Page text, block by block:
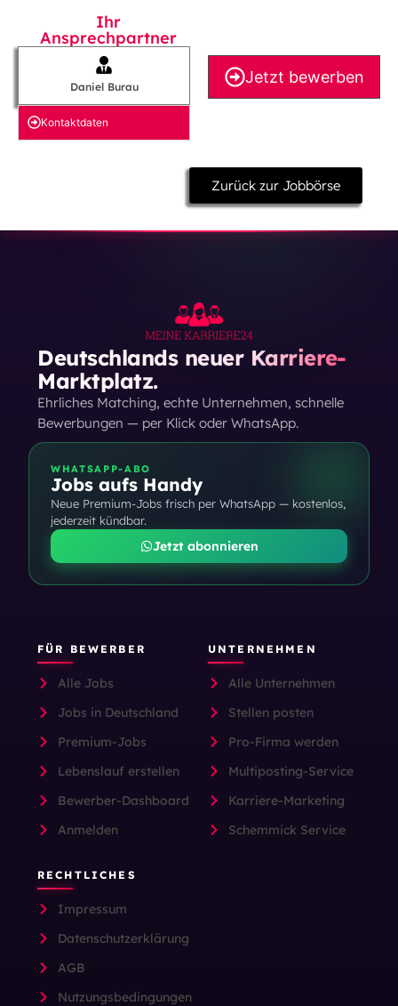
Ihr
Ansprechpartner
Daniel Burau
Kontakt­daten
Jetzt bewerben
Zurück zur Jobbörse
Deutschlands neuer Karriere-
Marktplatz.
Ehrliches Matching, echte Unternehmen, schnelle
Bewerbungen — per Klick oder WhatsApp.
WHATSAPP-ABO
Jobs aufs Handy
Neue Premium-Jobs frisch per WhatsApp — kostenlos,
jederzeit kündbar.
Jetzt abonnieren
FÜR BEWERBER
Alle Jobs
Jobs in Deutschland
Premium-Jobs
Lebenslauf erstellen
Bewerber-Dashboard
Anmelden
UNTERNEHMEN
Alle Unternehmen
Stellen posten
Pro-Firma werden
Multiposting-Service
Karriere-Marketing
Schemmick Service
RECHTLICHES
Impressum
Datenschutzerklärung
AGB
Nutzungsbedingungen